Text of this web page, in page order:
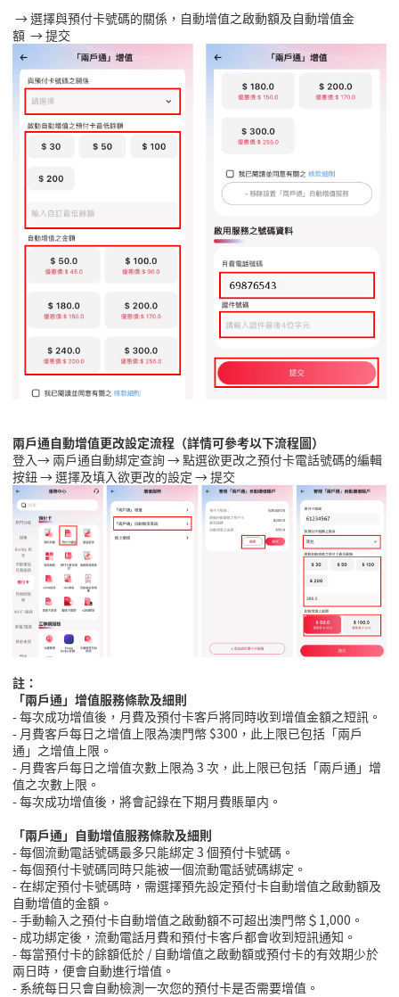
→選擇與預付卡號碼的關係，自動增值之啟動額及自動增值金
額 →提交
兩戶通自動增值更改設定流程（詳情可參考以下流程圖）
登入→ 兩戶通自動綁定查詢→點選欲更改之預付卡電話號碼的編輯
按鈕→選擇及填入欲更改的設定 →提交
註：
「兩戶通」增值服務條款及細則
- 每次成功增值後，月費及預付卡客戶將同時收到增值金額之短訊。
- 月費客戶每日之增值上限為澳門幣 $300 ，此上限已包括「兩戶
通」之增值上限。
- 月費客戶每日之增值次數上限為 3 次，此上限已包括「兩戶通」增
值之次數上限。
- 每次成功增值後，將會記錄在下期月費賬單内。
「兩戶通」自動增值服務條款及細則
- 每個流動電話號碼最多只能綁定 3 個預付卡號碼。
- 每個預付卡號碼同時只能被一個流動電話號碼綁定。
- 在綁定預付卡號碼時，需選擇預先設定預付卡自動增值之啟動額及
自動增值的金額。
- 手動輸入之預付卡自動增值之啟動額不可超出澳門幣＄ 1,000 。
- 成功綁定後，流動電話月費和預付卡客戶都會收到短訊通知。
- 每當預付卡的餘額低於 / 自動增值之啟動額或預付卡的有效期少於
兩日時，便會自動進行增值。
- 系統每日只會自動檢測一次您的預付卡是否需要增值。